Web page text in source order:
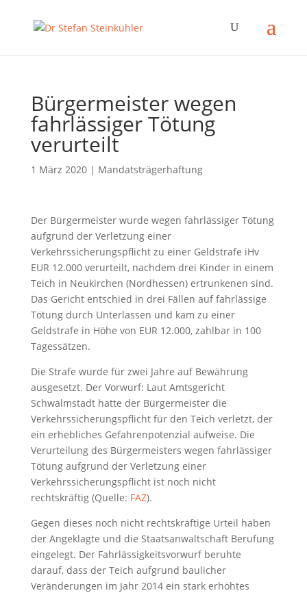
Bürgermeister wegen
fahrlässiger Tötung
verurteilt
1 März 2020| Mandatsträgerhaftung
Der Bürgermeister wurde wegen fahrlässiger Tötung
aufgrund der Verletzung einer
Verkehrssicherungspflicht zu einer Geldstrafe iHv
EUR 12.000 verurteilt, nachdem drei Kinder in einem
Teich in Neukirchen (Nordhessen) ertrunkenen sind.
Das Gericht entschied in drei Fällen auf fahrlässige
Tötung durch Unterlassen und kam zu einer
Geldstrafe in Höhe von EUR 12.000, zahlbar in 100
Tagessätzen.
Die Strafe wurde für zwei Jahre auf Bewährung
ausgesetzt. Der Vorwurf: Laut Amtsgericht
Schwalmstadt hatte der Bürgermeister die
Verkehrssicherungspflicht für den Teich verletzt, der
ein erhebliches Gefahrenpotenzial aufweise. Die
Verurteilung des Bürgermeisters wegen fahrlässiger
Tötung aufgrund der Verletzung einer
Verkehrssicherungspflicht ist noch nicht
rechtskräftig (Quelle: FAZ).
Gegen dieses noch nicht rechtskräftige Urteil haben
der Angeklagte und die Staatsanwaltschaft Berufung
eingelegt. Der Fahrlässigkeitsvorwurf beruhte
darauf, dass der Teich aufgrund baulicher
Veränderungen im Jahr 2014 ein stark erhöhtes